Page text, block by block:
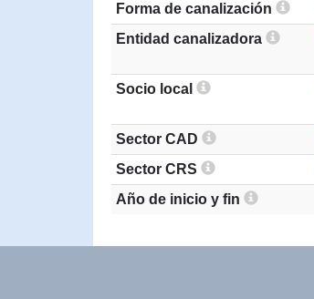
Forma de canalización
Entidad canalizadora
Socio local
Sector CAD
Sector CRS
Año de inicio y fin